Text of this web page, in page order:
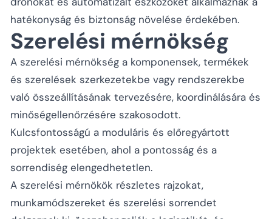
hatékonyság és biztonság növelése érdekében.
Szerelési mérnökség
A szerelési mérnökség a komponensek, termékek
és szerelések szerkezetekbe vagy rendszerekbe
való összeállításának tervezésére, koordinálására és
minőségellenőrzésére szakosodott.
Kulcsfontosságú a moduláris és előregyártott
projektek esetében, ahol a pontosság és a
sorrendiség elengedhetetlen.
A szerelési mérnökök részletes rajzokat,
munkamódszereket és szerelési sorrendet